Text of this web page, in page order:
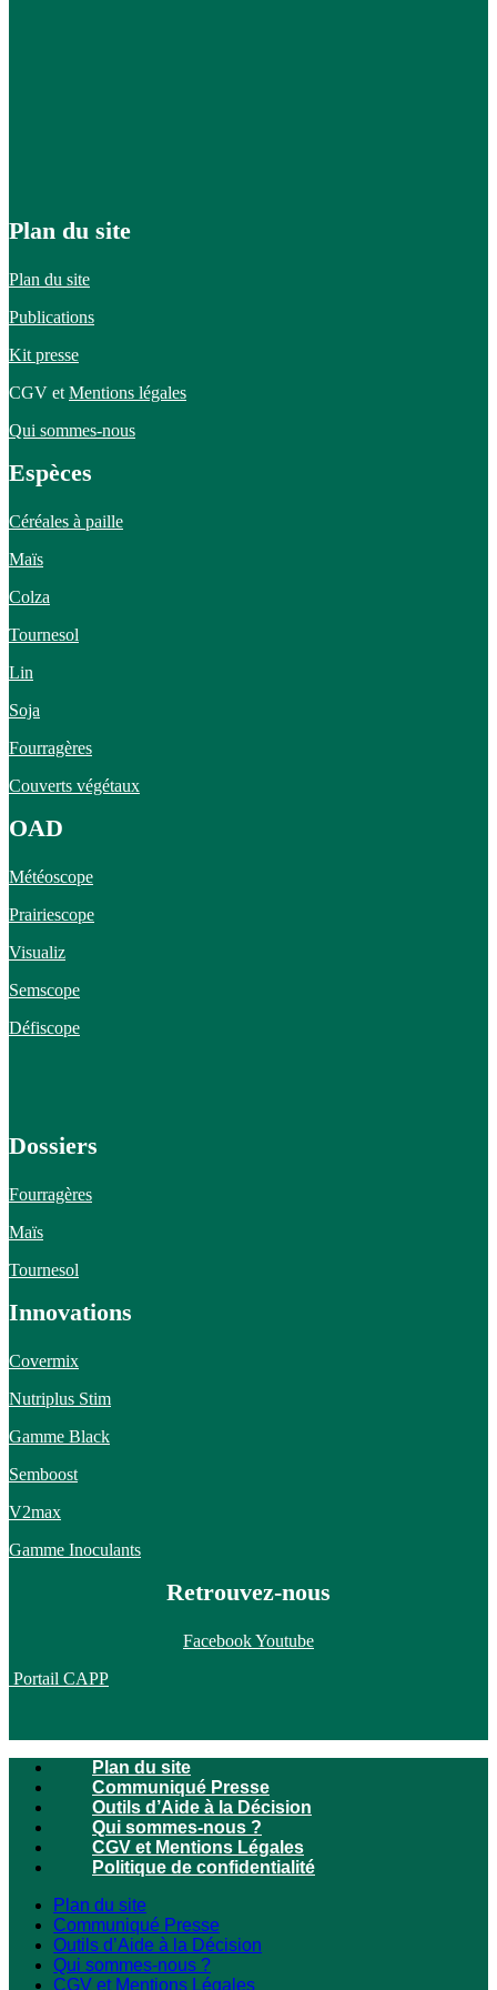
Plan du site
Plan du site
Publications
Kit presse
CGV et Mentions légales
Qui sommes-nous
Espèces
Céréales à paille
Maïs
Colza
Tournesol
Lin
Soja
Fourragères
Couverts végétaux
OAD
Météoscope
Prairiescope
Visualiz
Semscope
Défiscope
Dossiers
Fourragères
Maïs
Tournesol
Innovations
Covermix
Nutriplus Stim
Gamme Black
Semboost
V2max
Gamme Inoculants
Retrouvez-nous
FacebookYoutube
Portail CAPP
Plan du site
Communiqué Presse
Outils d’Aide à la Décision
Qui sommes-nous ?
CGV et Mentions Légales
Politique de confidentialité
Plan du site
Communiqué Presse
Outils d’Aide à la Décision
Qui sommes-nous ?
CGV et Mentions Légales